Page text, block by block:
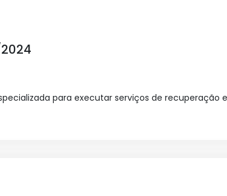
2024
para executar serviços de